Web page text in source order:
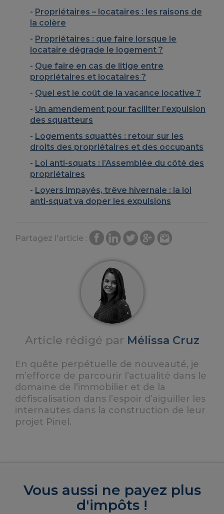
Propriétaires – locataires : les raisons de
la colère
Propriétaires : que faire lorsque le
locataire dégrade le logement ?
Que faire en cas de litige entre
propriétaires et locataires ?
Quel est le coût de la vacance locative ?
Un amendement pour faciliter l’expulsion
des squatteurs
Logements squattés : retour sur les
droits des propriétaires et des occupants
Loi anti-squats : l’Assemblée du côté des
propriétaires
Loyers impayés, trêve hivernale : la loi
anti-squat va doper les expulsions
Partagez l'article :
Article rédigé par Mélissa Cruz
En quête perpétuelle de nouveauté, je
m’efforce de parcourir l’actualité dans le
domaine de l’immobilier et de la
défiscalisation dans l’espoir d’aiguiller les
internautes dans la construction de leur
projet Pinel.
Vous aussi ne payez plus
d'impôts !